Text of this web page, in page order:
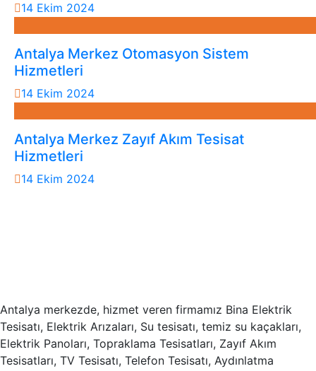
14 Ekim 2024
Antalya Merkez Otomasyon Sistem
Hizmetleri
14 Ekim 2024
Antalya Merkez Zayıf Akım Tesisat
Hizmetleri
14 Ekim 2024
Antalya merkezde, hizmet veren firmamız Bina Elektrik
Tesisatı, Elektrik Arızaları, Su tesisatı, temiz su kaçakları,
Elektrik Panoları, Topraklama Tesisatları, Zayıf Akım
Tesisatları, TV Tesisatı, Telefon Tesisatı, Aydınlatma